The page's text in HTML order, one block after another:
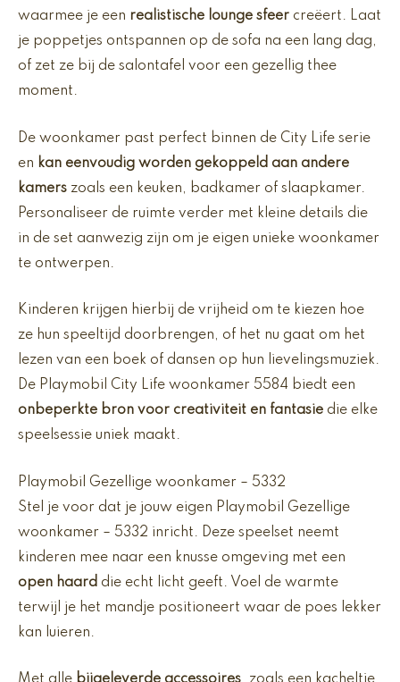
waarmee je een realistische lounge sfeer creëert. Laat
je poppetjes ontspannen op de sofa na een lang dag,
of zet ze bij de salontafel voor een gezellig thee
moment.
De woonkamer past perfect binnen de City Life serie
en kan eenvoudig worden gekoppeld aan andere
kamers zoals een keuken, badkamer of slaapkamer.
Personaliseer de ruimte verder met kleine details die
in de set aanwezig zijn om je eigen unieke woonkamer
te ontwerpen.
Kinderen krijgen hierbij de vrijheid om te kiezen hoe
ze hun speeltijd doorbrengen, of het nu gaat om het
lezen van een boek of dansen op hun lievelingsmuziek.
De Playmobil City Life woonkamer 5584 biedt een
onbeperkte bron voor creativiteit en fantasie die elke
speelsessie uniek maakt.
Playmobil Gezellige woonkamer – 5332
Stel je voor dat je jouw eigen Playmobil Gezellige
woonkamer – 5332 inricht. Deze speelset neemt
kinderen mee naar een knusse omgeving met een
open haard die echt licht geeft. Voel de warmte
terwijl je het mandje positioneert waar de poes lekker
kan luieren.